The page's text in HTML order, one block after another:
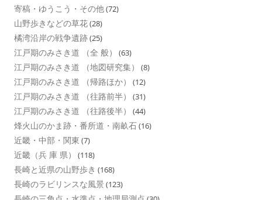
寄稿・ゆうこう・その他(72)
山野歩きなどの草花(28)
橘湾沿岸の戦争遺跡(25)
江戸期のみさき道 （全 般） (63)
江戸期のみさき道 （地図研究集） (8)
江戸期のみさき道 （帰路ほか） (12)
江戸期のみさき道 （往路前半） (31)
江戸期のみさき道 （往路後半） (44)
烽火山のかま跡・番所道・南畝石(16)
近畿・中部・関東 (7)
近畿（兵 庫 県） (118)
長崎と近県の山野歩き (168)
長崎のラビリンスな風景 (123)